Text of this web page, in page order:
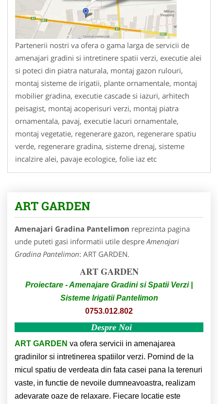
Partenerii nostri va ofera o gama larga de servicii de
amenajari gradini si intretinere spatii verzi, executie alei
si poteci din piatra naturala, montaj gazon rulouri,
montaj sisteme de irigatii, plante ornamentale, montaj
mobilier gradina, executie cascade si iazuri, arhitech
peisagist, montaj acoperisuri verzi, montaj piatra
ornamentala, pavaj, executie lacuri ornamentale,
montaj vegetatie, regenerare gazon, regenerare spatiu
verde, regenerare gradina, sisteme drenaj, sisteme
incalzire alei, pavaje ecologice, folie iaz etc
ART GARDEN
Amenajari Gradina Pantelimon reprezinta pagina
unde puteti gasi informatii utile despre Amenajari
Gradina Pantelimon: ART GARDEN.
ART GARDEN
Proiectare - Amenajare Gradini si Spatii Verzi |
Sisteme Irigatii Pantelimon
0753.012.802
Despre Noi
ART GARDEN va ofera servicii in amenajarea
gradinilor si intretinerea spatiilor verzi. Pornind de la
micul spatiu de verdeata din fata casei pana la terenuri
vaste, in functie de nevoile dumneavoastra, realizam
adevarate oaze de relaxare. Fiecare locatie este